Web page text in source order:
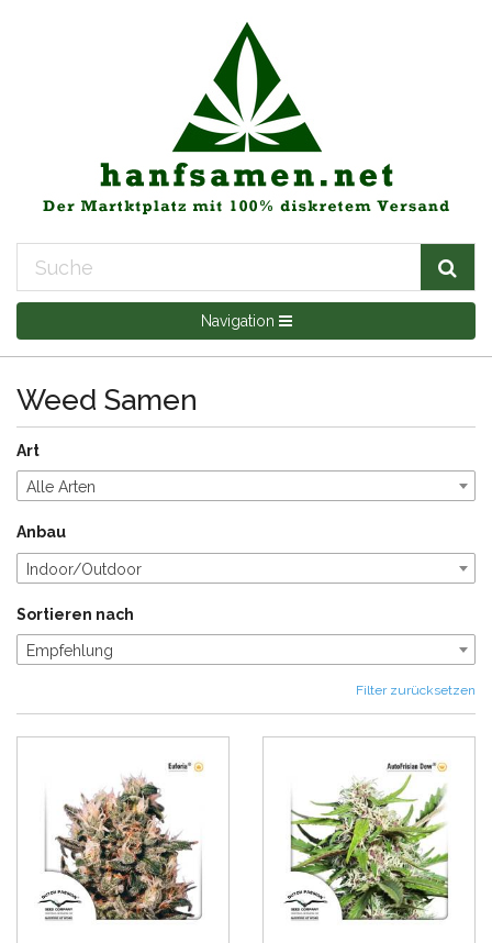
Navigation
Weed Samen
Art
Alle Arten
Anbau
Indoor/Outdoor
Sortieren nach
Empfehlung
Filter zurücksetzen